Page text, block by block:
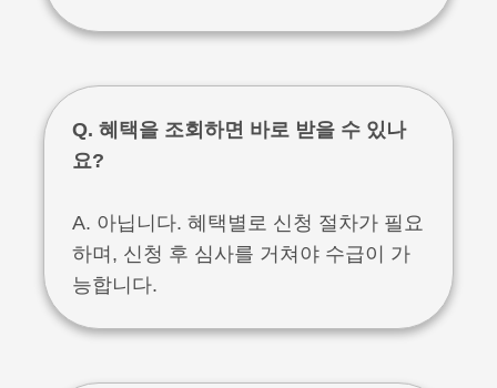
Q. 혜택을 조회하면 바로 받을 수 있나
요?
A. 아닙니다. 혜택별로 신청 절차가 필요
하며, 신청 후 심사를 거쳐야 수급이 가
능합니다.